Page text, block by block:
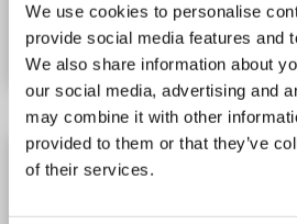
We use cookies to personalise
provide social media features and
We also share information about
our social media, advertising and
may combine it with other
provided to them or that they’ve
of their services.
Fiche technique
Renin Kit ELISA